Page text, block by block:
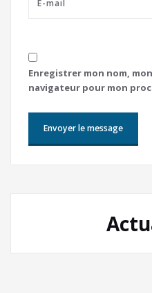
Enregistrer mon nom,
navigateur pour mon